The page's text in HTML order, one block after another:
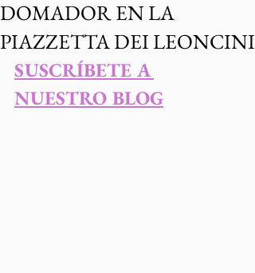
DOMADOR EN LA
PIAZZETTA DEI LEONCINI
SUSCRÍBETE A
NUESTRO BLOG